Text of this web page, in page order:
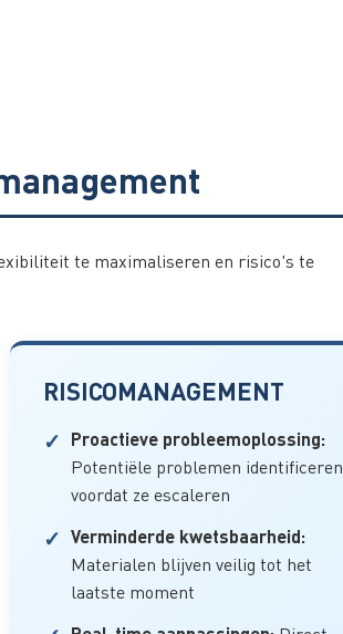
te maximaliseren en risico's te
RISICOMANAGEMENT
Proactieve probleemoplossing:
Potentiële problemen identificeren
voordat ze escaleren
Verminderde kwetsbaarheid:
Materialen blijven veilig tot het
laatste moment